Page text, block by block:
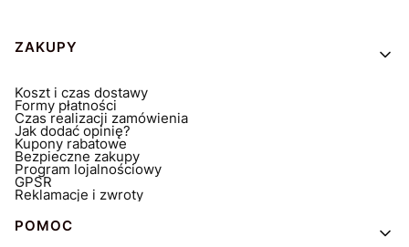
Linki w stopce
ZAKUPY
Koszt i czas dostawy
Formy płatności
Czas realizacji zamówienia
Jak dodać opinię?
Kupony rabatowe
Bezpieczne zakupy
Program lojalnościowy
GPSR
Reklamacje i zwroty
POMOC